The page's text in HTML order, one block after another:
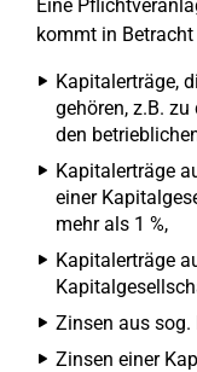
Eine
kommt in
Kapitalerträge,
gehören, z.B.
den
Kapitalerträge
einer
mehr als 1 %,
Kapitalerträge
Zinsen aus sog.
Zinsen einer